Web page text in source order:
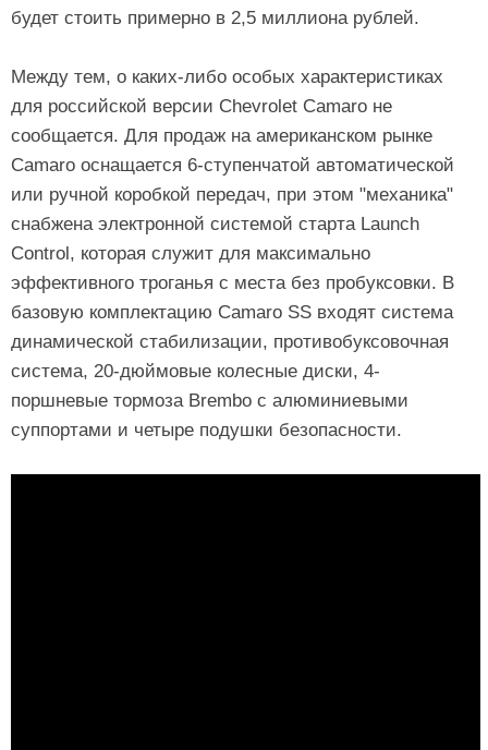
будет стоить примерно в 2,5 миллиона рублей.
Между тем, о каких-либо особых характеристиках
для российской версии Chevrolet Camaro не
сообщается. Для продаж на американском рынке
Camaro оснащается 6-ступенчатой автоматической
или ручной коробкой передач, при этом "механика"
снабжена электронной системой старта Launch
Control, которая служит для максимально
эффективного троганья с места без пробуксовки. В
базовую комплектацию Camaro SS входят система
динамической стабилизации, противобуксовочная
система, 20-дюймовые колесные диски, 4-
поршневые тормоза Brembo с алюминиевыми
суппортами и четыре подушки безопасности.